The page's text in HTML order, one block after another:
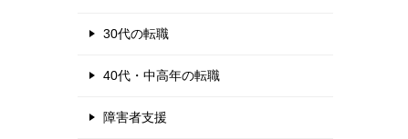
30代の転職
40代・中高年の転職
障害者支援